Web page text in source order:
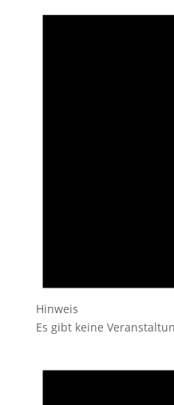
Hinweis
Es gibt keine